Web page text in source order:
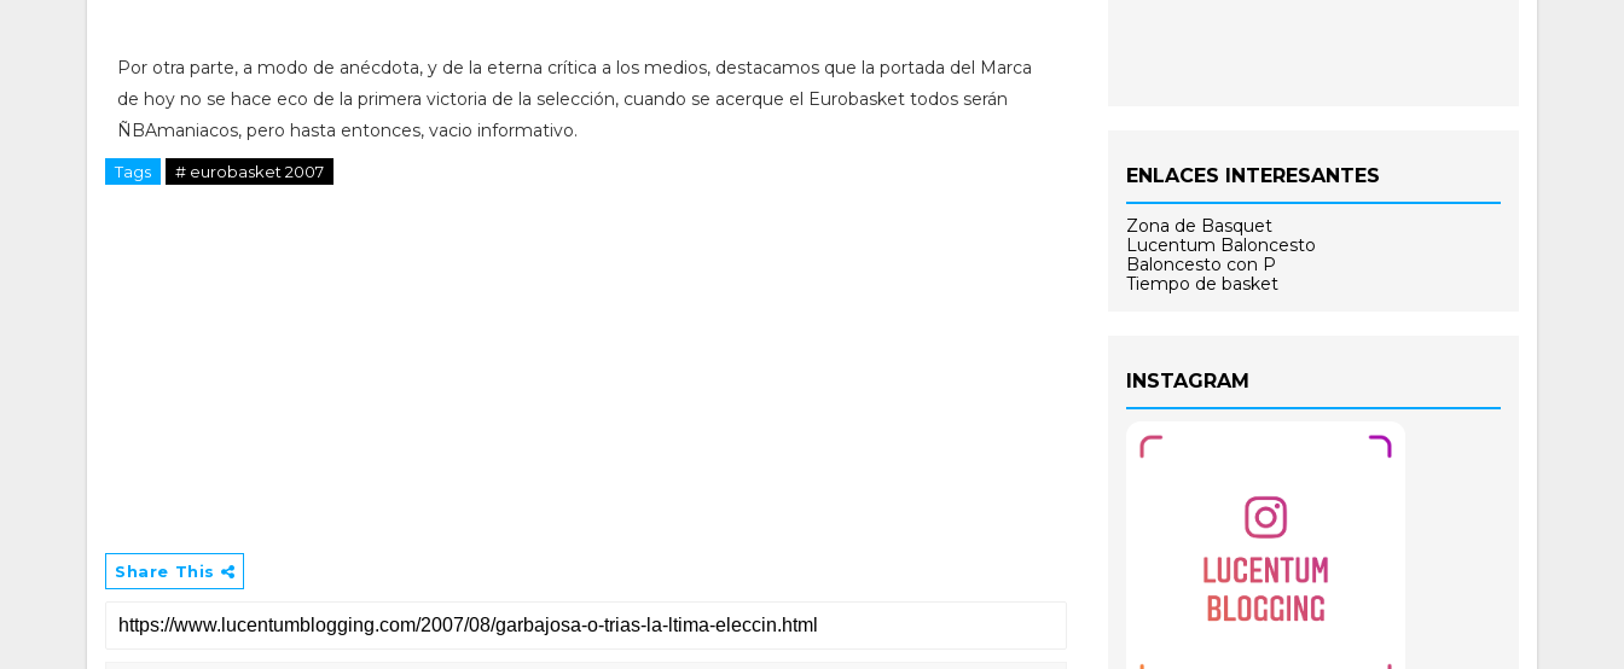
Por otra parte, a modo de anécdota, y de la eterna crítica a los medios, destacamos que la portada del Marca
de hoy no se hace eco de la primera victoria de la selección, cuando se acerque el Eurobasket todos serán
ÑBAmaniacos, pero hasta entonces, vacio informativo.
Tags # eurobasket 2007
Share This
ENLACES INTERESANTES
Zona de Basquet
Lucentum Baloncesto
Baloncesto con P
Tiempo de basket
INSTAGRAM